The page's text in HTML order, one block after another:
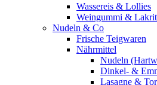
Wassereis & Lollies
Weingummi &
Nudeln & Co
Frische Teigwaren
Nährmittel
Nudeln
Dinkel- &
Lasagne &